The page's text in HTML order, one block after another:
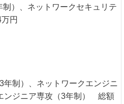
制）、ネットワークセキュリテ
円
年制）、ネットワークエンジニ
ンジニア専攻（3年制） 総額